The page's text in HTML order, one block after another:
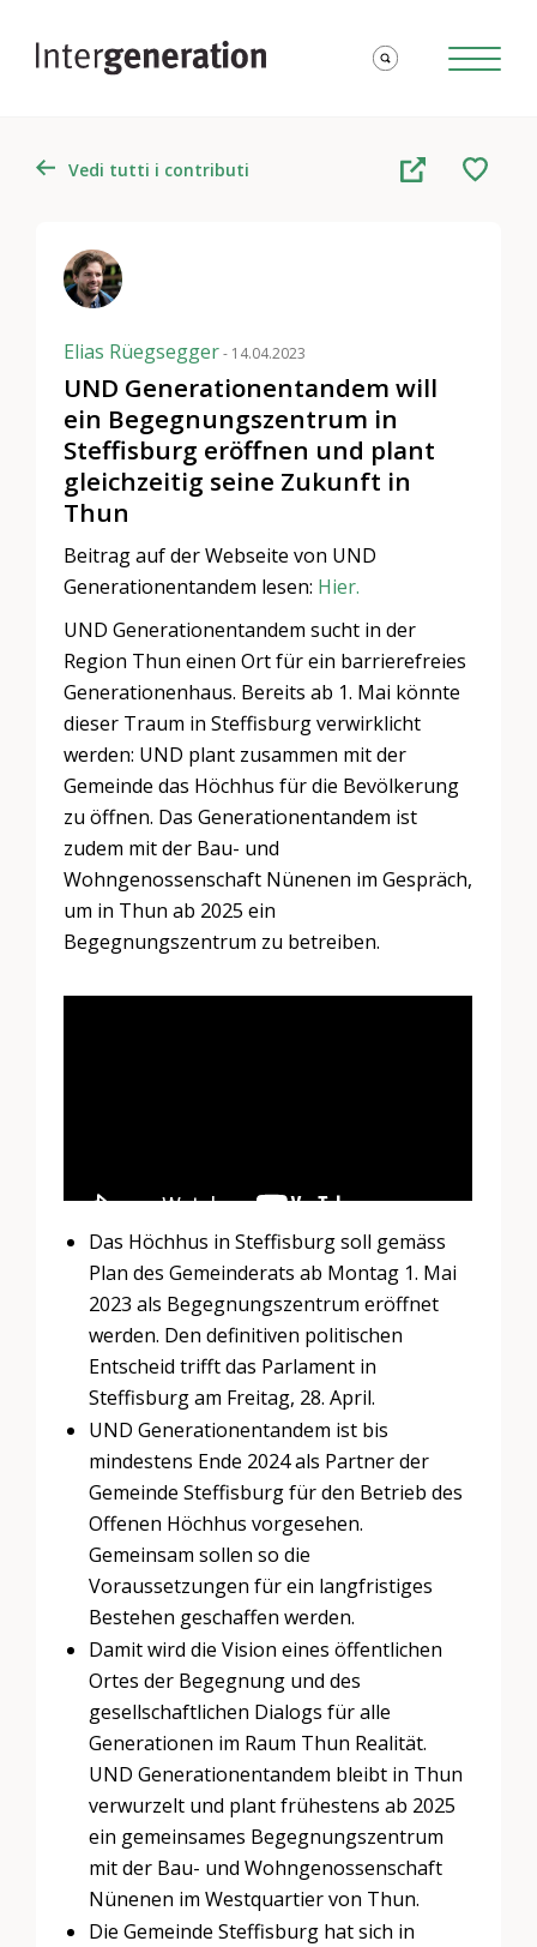
Vedi tutti i contributi
Elias Rüegsegger- 14.04.2023
UND Generationentandem will
ein Begegnungszentrum in
Steffisburg eröffnen und plant
gleichzeitig seine Zukunft in
Thun
Beitrag auf der Webseite von UND
Generationentandem lesen: Hier.
UND Generationentandem sucht in der
Region Thun einen Ort für ein barrierefreies
Generationenhaus. Bereits ab 1. Mai könnte
dieser Traum in Steffisburg verwirklicht
werden: UND plant zusammen mit der
Gemeinde das Höchhus für die Bevölkerung
zu öffnen. Das Generationentandem ist
zudem mit der Bau- und
Wohngenossenschaft Nünenen im Gespräch,
um in Thun ab 2025 ein
Begegnungszentrum zu betreiben.
Das Höchhus in Steffisburg soll gemäss
Plan des Gemeinderats ab Montag 1. Mai
2023 als Begegnungszentrum eröffnet
werden. Den definitiven politischen
Entscheid trifft das Parlament in
Steffisburg am Freitag, 28. April.
UND Generationentandem ist bis
mindestens Ende 2024 als Partner der
Gemeinde Steffisburg für den Betrieb des
Offenen Höchhus vorgesehen.
Gemeinsam sollen so die
Voraussetzungen für ein langfristiges
Bestehen geschaffen werden.
Damit wird die Vision eines öffentlichen
Ortes der Begegnung und des
gesellschaftlichen Dialogs für alle
Generationen im Raum Thun Realität.
UND Generationentandem bleibt in Thun
verwurzelt und plant frühestens ab 2025
ein gemeinsames Begegnungszentrum
mit der Bau- und Wohngenossenschaft
Nünenen im Westquartier von Thun.
Die Gemeinde Steffisburg hat sich in